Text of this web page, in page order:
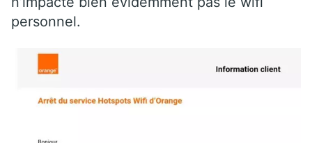
personnel.